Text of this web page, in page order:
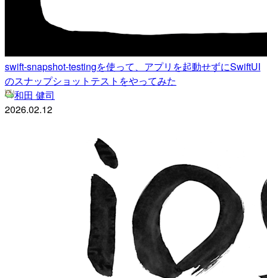
swift-snapshot-testingを使って、アプリを起動せずにSwiftUI
のスナップショットテストをやってみた
和田 健司
2026.02.12